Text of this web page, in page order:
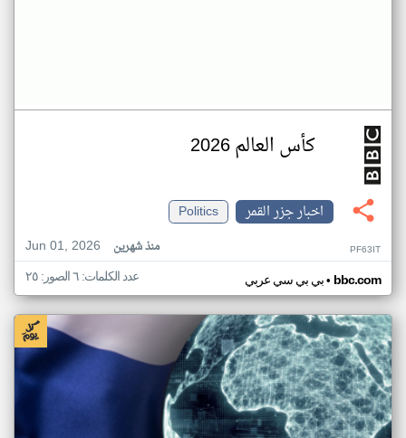
كأس العالم 2026
اخبار جزر القمر
Politics
Jun 01, 2026
منذ شهرين PF63IT
بي بي سي عربي• bbc.com عدد الكلمات: ٦ الصور: ٢٥